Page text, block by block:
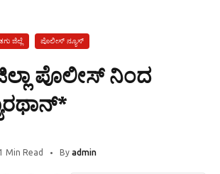
ಜಿಲ್ಲೆ ಪೊಲೀಸ್ ನ್ಯೂಸ್
ಪೊಲೀಸ್ ನಿಂದ
1 Min Read By admin